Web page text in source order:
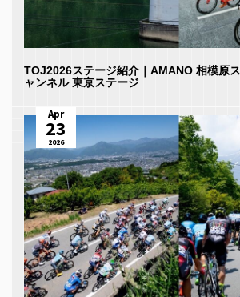
TOJ2026ステージ紹介｜AMANO 相模原
ャンネル 東京ステージ
Apr
23
2026